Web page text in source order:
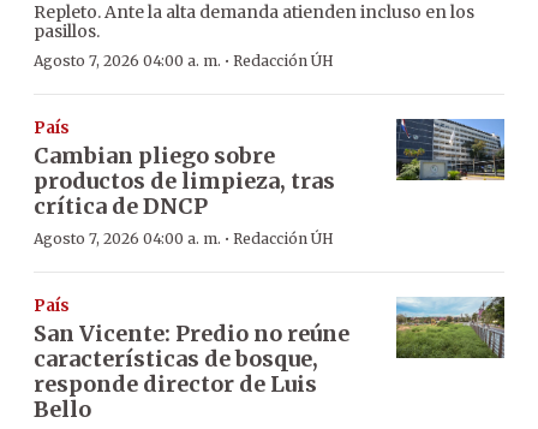
Repleto. Ante la alta demanda atienden incluso en los
pasillos.
Agosto 7, 2026 04:00 a. m. · Redacción ÚH
País
Cambian pliego sobre
productos de limpieza, tras
crítica de DNCP
Agosto 7, 2026 04:00 a. m. · Redacción ÚH
País
San Vicente: Predio no reúne
características de bosque,
responde director de Luis
Bello